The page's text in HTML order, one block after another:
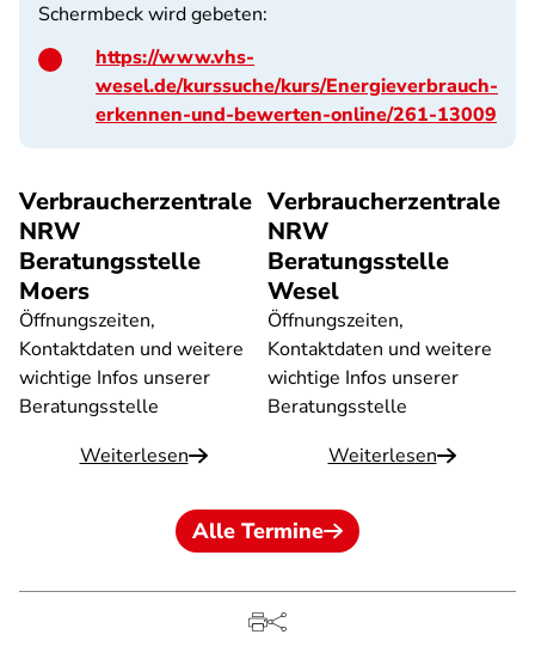
Schermbeck wird gebeten:
https://www.vhs-
wesel.de/kurssuche/kurs/Energieverbrauch-
erkennen-und-bewerten-online/261-13009
Verbraucherzentrale
NRW
Beratungsstelle
Moers
Öffnungszeiten,
Kontaktdaten und weitere
wichtige Infos unserer
Beratungsstelle
Weiterlesen
Verbraucherzentrale
NRW
Beratungsstelle
Wesel
Öffnungszeiten,
Kontaktdaten und weitere
wichtige Infos unserer
Beratungsstelle
Weiterlesen
Alle Termine